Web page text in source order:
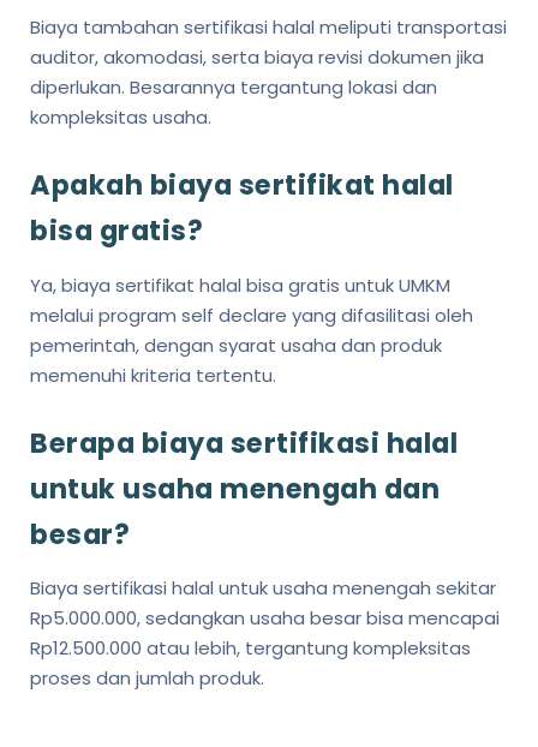
Biaya tambahan sertifikasi halal meliputi transportasi
auditor, akomodasi, serta biaya revisi dokumen jika
diperlukan. Besarannya tergantung lokasi dan
kompleksitas usaha.
Apakah biaya sertifikat halal
bisa gratis?
Ya, biaya sertifikat halal bisa gratis untuk UMKM
melalui program self declare yang difasilitasi oleh
pemerintah, dengan syarat usaha dan produk
memenuhi kriteria tertentu.
Berapa biaya sertifikasi halal
untuk usaha menengah dan
besar?
Biaya sertifikasi halal untuk usaha menengah sekitar
Rp5.000.000, sedangkan usaha besar bisa mencapai
Rp12.500.000 atau lebih, tergantung kompleksitas
proses dan jumlah produk.